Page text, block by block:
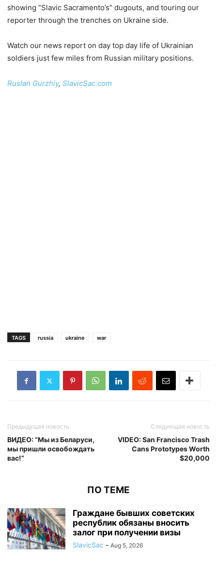
showing “Slavic Sacramento’s” dugouts, and touring our
reporter through the trenches on Ukraine side.
Watch our news report on day top day life of Ukrainian
soldiers just few miles from Russian military positions.
Ruslan Gurzhiy, SlavicSac.com
TAGS russia ukraine war
Предыдущая новость
ВИДЕО: “Мы из Беларуси,
мы пришли освобождать
вас!”
Следующая новость
VIDEO: San Francisco Trash
Cans Prototypes Worth
$20,000
ПО ТЕМЕ
Граждане бывших советских
республик обязаны вносить
залог при получении визы
SlavicSac - Aug 5, 2026